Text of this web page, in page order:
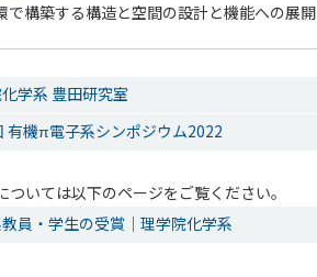
で構築する構造と空間の設計と機能への展開
学系 豊田研究室
有機π電子系シンポジウム2022
ついては以下のページをご覧ください。
員・学生の受賞｜理学院化学系